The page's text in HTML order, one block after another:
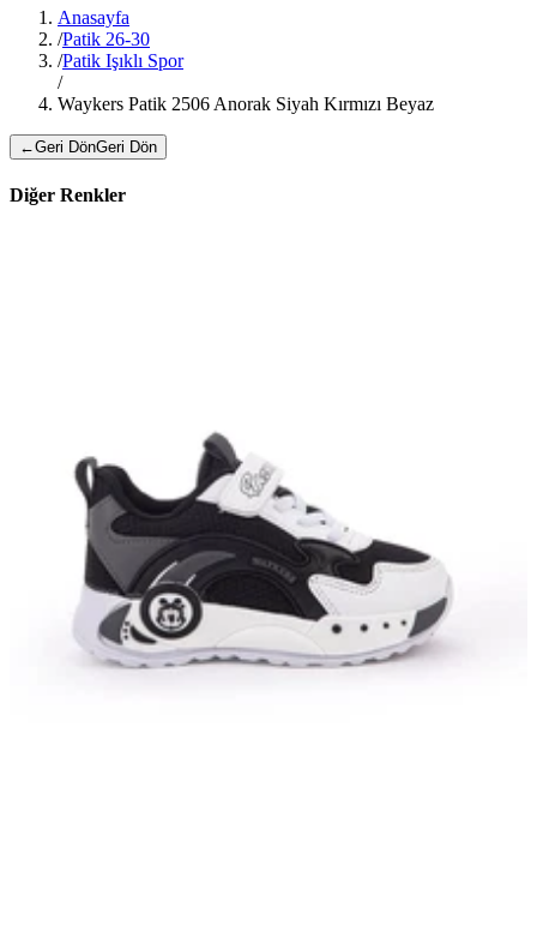
Anasayfa
/Patik 26-30
/Patik Işıklı Spor
/
Waykers Patik 2506 Anorak Siyah Kırmızı Beyaz
←Geri DönGeri Dön
Diğer Renkler